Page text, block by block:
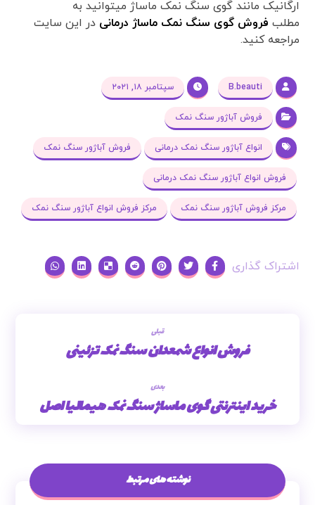
ارگانیک مانند گوی سنگ نمک ماساژ میتوانید به
مطلب فروش گوی سنگ نمک ماساژ درمانی در این سایت
مراجعه کنید.
B.beauti سپتامبر ۱۸, ۲۰۲۱
فروش آباژور سنگ نمک
انواع آباژور سنگ نمک درمانی فروش آباژور سنگ نمک
فروش انواع آباژور سنگ نمک درمانی
مرکز فروش آباژور سنگ نمک مرکز فروش انواع آباژور سنگ نمک
قبلی
فروش انواع شمعدان سنگ نمک تزئینی
بعدی
خرید اینترنتی گوی ماساژ سنگ نمک هیمالیا اصل
نوشته های مرتبط